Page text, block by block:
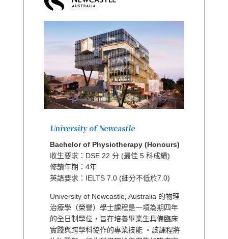
University of Newcastle
Bachelor of Physiotherapy (Honours)
收生要求：DSE 22 分 (最佳 5 科成績)
修讀年期：4年
英語要求：IELTS 7.0 (細分不低於7.0)
University of Newcastle, Australia 的物理
治療學（榮譽）學士課程是一項為期四年
的全日制學位，旨在培養畢業生具備臨床
實踐與跨學科協作的專業技能 。該課程將